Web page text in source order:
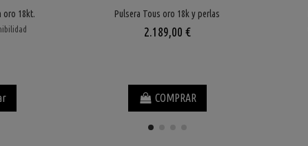
oro 18kt. Pulsera Tous oro 18k y perlas
2.189,00 €
COMPRAR